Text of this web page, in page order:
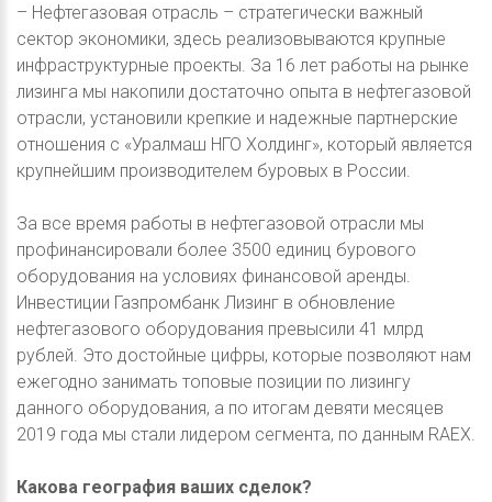
– Нефтегазовая отрасль – стратегически важный
сектор экономики, здесь реализовываются крупные
инфраструктурные проекты. За 16 лет работы на рынке
лизинга мы накопили достаточно опыта в нефтегазовой
отрасли, установили крепкие и надежные партнерские
отношения с «Уралмаш НГО Холдинг», который является
крупнейшим производителем буровых в России.
За все время работы в нефтегазовой отрасли мы
профинансировали более 3500 единиц бурового
оборудования на условиях финансовой аренды.
Инвестиции Газпромбанк Лизинг в обновление
нефтегазового оборудования превысили 41 млрд
рублей. Это достойные цифры, которые позволяют нам
ежегодно занимать топовые позиции по лизингу
данного оборудования, а по итогам девяти месяцев
2019 года мы стали лидером сегмента, по данным RAEX.
Какова география ваших сделок?